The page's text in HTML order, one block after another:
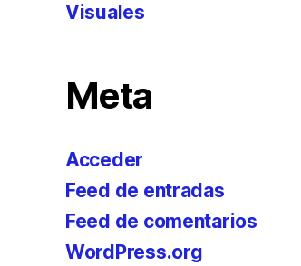
Visuales
Meta
Acceder
Feed de entradas
Feed de comentarios
WordPress.org